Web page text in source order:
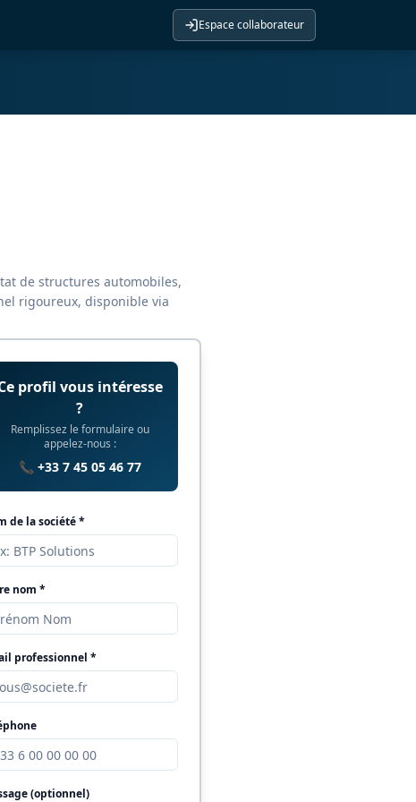
Espace collaborateur
de structures automobiles,
rigoureux, disponible via
profil vous intéresse
?
Remplissez le formulaire ou
appelez-nous :
📞 +33 7 45 05 46 77
de la société *
nom *
professionnel *
(optionnel)